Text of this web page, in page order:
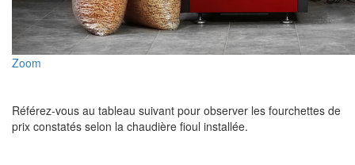
Zoom
Référez-vous au tableau suivant pour observer les fourchettes de
prix constatés selon la chaudière fioul installée.